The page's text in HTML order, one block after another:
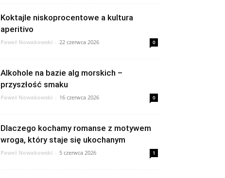
Koktajle niskoprocentowe a kultura
aperitivo
Paweł Nowakowski - 22 czerwca 2026 0
Alkohole na bazie alg morskich –
przyszłość smaku
Paweł Nowakowski - 16 czerwca 2026 0
Dlaczego kochamy romanse z motywem
wroga, który staje się ukochanym
Paweł Nowakowski - 5 czerwca 2026 1